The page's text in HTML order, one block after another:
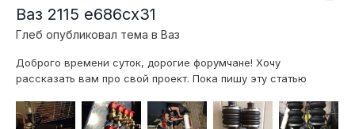
Ваз 2115 е686сх31
Глеб опубликовал тема в Ваз
Доброго времени суток, дорогие форумчане! Хочу
рассказать вам про свой проект. Пока пишу эту статью
подробно, и так: 1. Были куплены клапана "Atiker" 8 штук,
соответственно блок будет 4 контура, огромная куча